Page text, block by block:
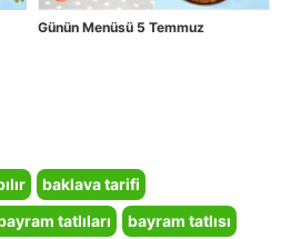
Günün Menüsü 5 Temmuz
baklava tarifi
tatlıları
bayram tatlısı